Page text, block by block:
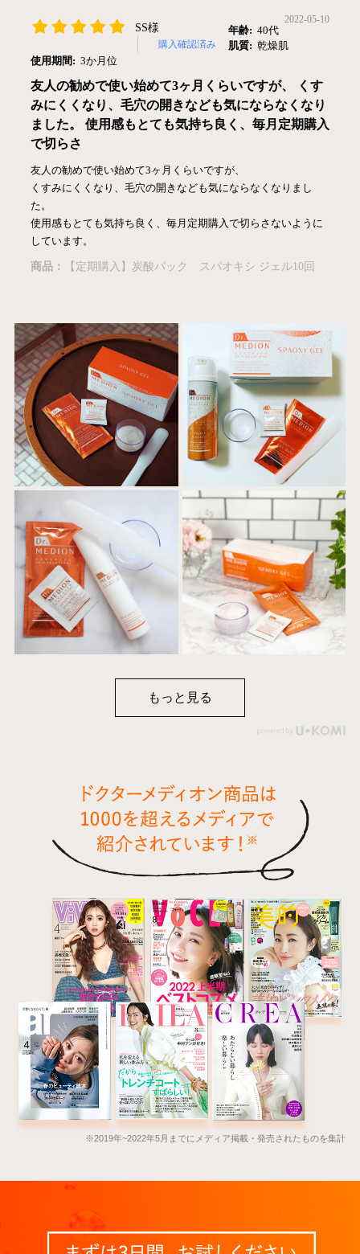
SS様
購入確認済み
2022-05-10
年齢: 40代
肌質: 乾燥肌
使用期間: 3か月位
友人の勧めで使い始めて3ヶ月くらいですが、 くす
みにくくなり、毛穴の開きなども気にならなくなり
ました。 使用感もとても気持ち良く、毎月定期購入
で切らさ
友人の勧めで使い始めて3ヶ月くらいですが、
くすみにくくなり、毛穴の開きなども気にならなくなりまし
た。
使用感もとても気持ち良く、毎月定期購入で切らさないように
しています。
商品： 【定期購入】炭酸パック スパオキシ ジェル10回
もっと見る
※2019年~2022年5月までにメディア掲載・発売されたものを集計